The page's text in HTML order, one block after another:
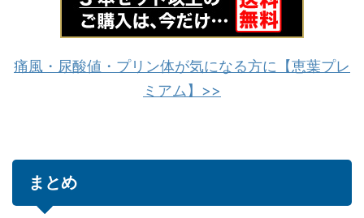
痛風・尿酸値・プリン体が気になる方に【恵葉プレ
ミアム】>>
まとめ